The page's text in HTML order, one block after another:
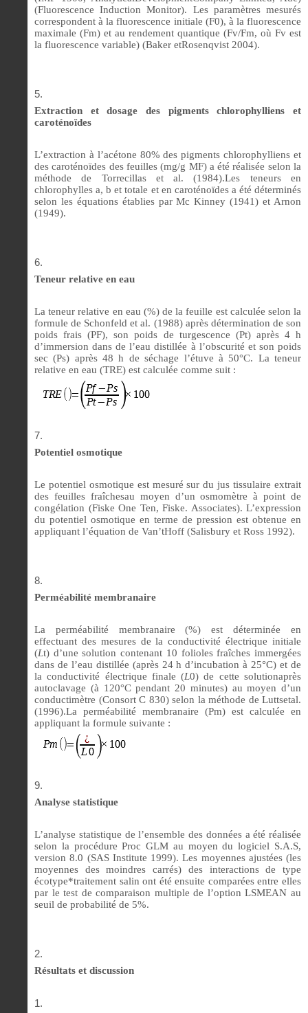
(Fluorescence Induction Monitor). Les paramètres mesurés
correspondent à la fluorescence initiale (F0), à la fluorescence
maximale (Fm) et au rendement quantique (Fv/Fm, où Fv est
la fluorescence variable) (Baker etRosenqvist 2004).
Extraction et dosage des pigments chlorophylliens et
caroténoïdes
L’extraction à l’acétone 80% des pigments chlorophylliens et
des caroténoïdes des feuilles (mg/g MF) a été réalisée selon la
méthode de Torrecillas etal. (1984).Les teneurs en
chlorophylles a, b et totale et en caroténoïdesa été déterminés
selon les équations établies par Mc Kinney (1941) et Arnon
(1949).
Teneur relative en eau
La teneur relative en eau (%) de la feuille est calculée selon la
formule de Schonfeld et al. (1988) après détermination de son
poids frais (PF), son poids de turgescence (Pt) après 4 h
d’immersion dans de l’eau distillée à l’obscurité et son poids
sec (Ps) après 48 h de séchage l’étuve à 50°C. La teneur
relative en eau (TRE) est calculée comme suit :
Potentiel osmotique
Le potentiel osmotique est mesuré sur du jus tissulaire extrait
des feuilles fraîchesau moyen d’un osmomètre à point de
congélation (Fiske One Ten, Fiske. Associates). L’expression
du potentiel osmotique en terme de pression est obtenue en
appliquant l’équation de Van’tHoff (Salisbury et Ross 1992).
Perméabilité membranaire
La perméabilité membranaire (%) est déterminée en
effectuant des mesures de la conductivité électrique initiale
(Lt) d’une solution contenant 10 folioles fraîches immergées
dans de l’eau distillée (après 24 h d’incubation à 25°C) et de
la conductivité électrique finale (L0) de cette solutionaprès
autoclavage (à 120°C pendant 20 minutes) au moyen d’un
conductimètre (Consort C 830) selon la méthode de Luttsetal.
(1996).La perméabilité membranaire (Pm) est calculée en
appliquant la formule suivante :
Analyse statistique
L’analyse statistique de l’ensemble des données a été réalisée
selon la procédure Proc GLM au moyen du logiciel S.A.S,
version 8.0 (SAS Institute 1999). Les moyennes ajustées (les
moyennes des moindres carrés) des interactions de type
écotype*traitement salin ont été ensuite comparées entre elles
par le test de comparaison multiple de l’option LSMEAN au
seuil de probabilité de 5%.
Résultats et discussion